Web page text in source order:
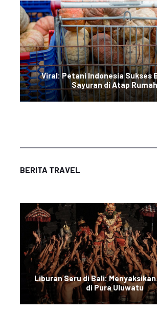
Viral: Petani Indonesia Sukses
Sayuran di Atap Rumah
BERITA TRAVEL
Liburan Seru di Bali:
di Pura Uluwatu